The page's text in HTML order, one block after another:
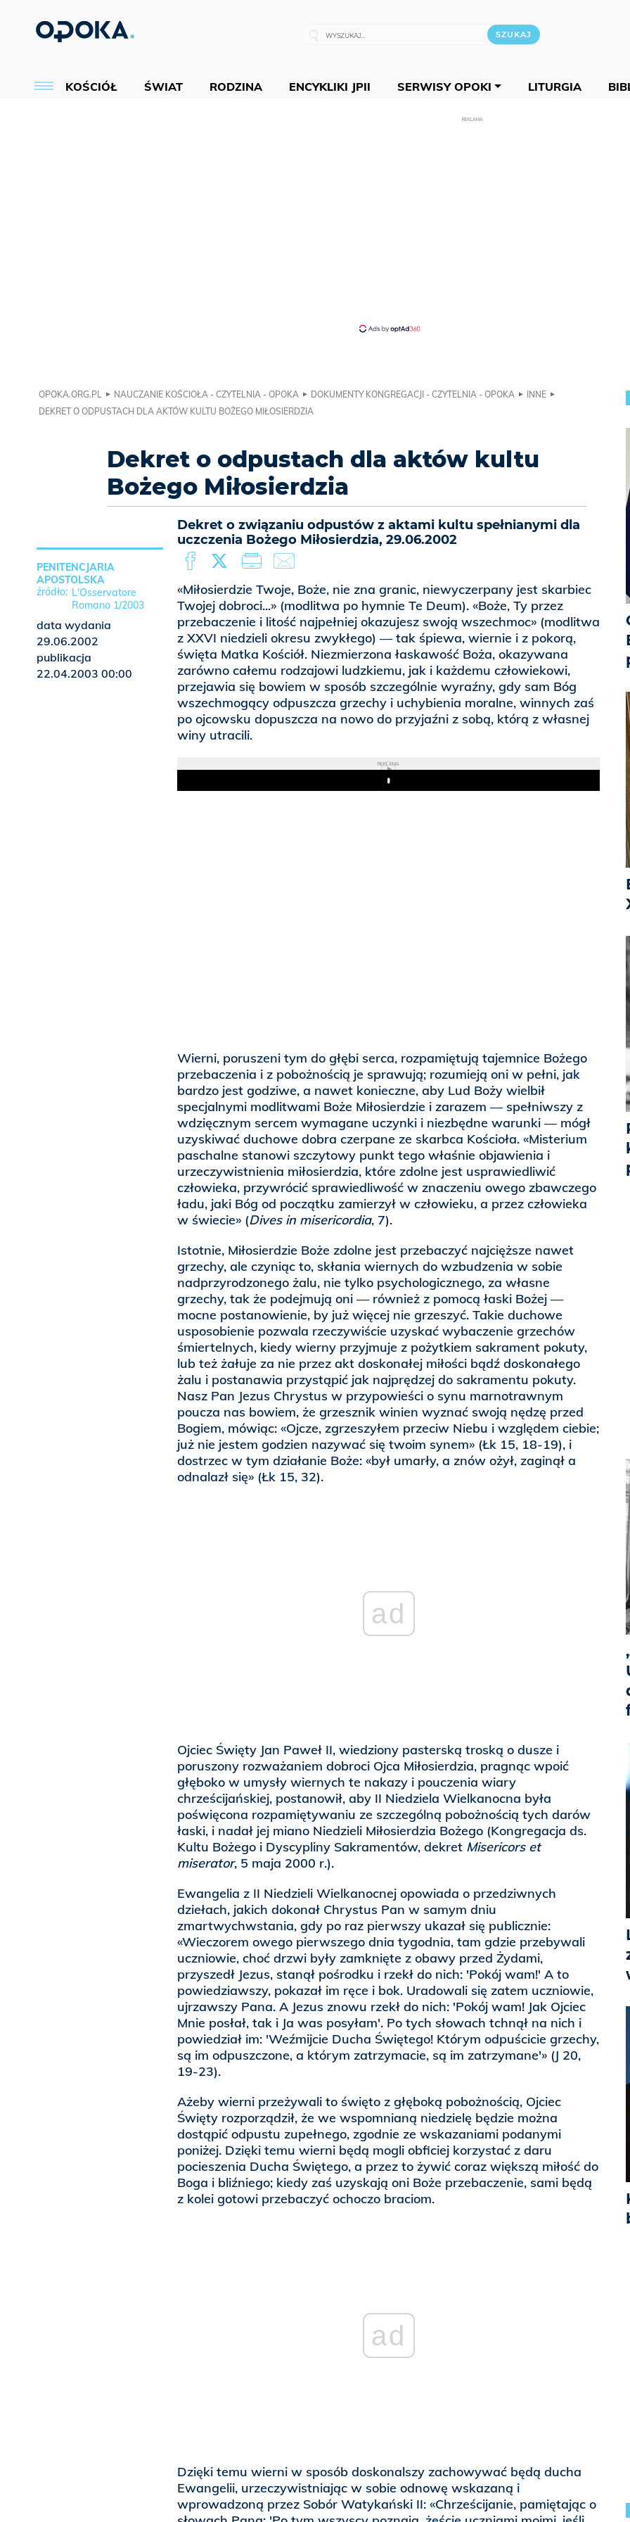
KOŚCIÓŁ ŚWIAT RODZINA ENCYKLIKI JPII SERWISY OPOKI LITURGIA
REKLAMA
OPOKA.ORG.PL NAUCZANIE KOŚCIOŁA - CZYTELNIA - OPOKA DOKUMENTY KONGREGACJI - CZYTELNIA - OPOKA
INNE
DEKRET O ODPUSTACH DLA AKTÓW KULTU BOŻEGO MIŁOSIERDZIA
Dekret o odpustach dla aktów kultu
Bożego Miłosierdzia
Dekret o związaniu odpustów z aktami kultu spełnianymi dla
uczczenia Bożego Miłosierdzia, 29.06.2002
«Miłosierdzie Twoje, Boże, nie zna granic, niewyczerpany jest skarbiec
Twojej dobroci...» (modlitwa po hymnie Te Deum). «Boże, Ty przez
przebaczenie i litość najpełniej okazujesz swoją wszechmoc» (modlitwa
z XXVI niedzieli okresu zwykłego) — tak śpiewa, wiernie i z pokorą,
święta Matka Kościół. Niezmierzona łaskawość Boża, okazywana
zarówno całemu rodzajowi ludzkiemu, jak i każdemu człowiekowi,
przejawia się bowiem w sposób szczególnie wyraźny, gdy sam Bóg
wszechmogący odpuszcza grzechy i uchybienia moralne, winnych zaś
po ojcowsku dopuszcza na nowo do przyjaźni z sobą, którą z własnej
winy utracili.
REKLAMA
Play
Wierni, poruszeni tym do głębi serca, rozpamiętują tajemnice Bożego
przebaczenia i z pobożnością je sprawują; rozumieją oni w pełni, jak
bardzo jest godziwe, a nawet konieczne, aby Lud Boży wielbił
specjalnymi modlitwami Boże Miłosierdzie i zarazem — spełniwszy z
wdzięcznym sercem wymagane uczynki i niezbędne warunki — mógł
uzyskiwać duchowe dobra czerpane ze skarbca Kościoła. «Misterium
paschalne stanowi szczytowy punkt tego właśnie objawienia i
urzeczywistnienia miłosierdzia, które zdolne jest usprawiedliwić
człowieka, przywrócić sprawiedliwość w znaczeniu owego zbawczego
ładu, jaki Bóg od początku zamierzył w człowieku, a przez człowieka
w świecie» (Dives in misericordia, 7).
Istotnie, Miłosierdzie Boże zdolne jest przebaczyć najcięższe nawet
grzechy, ale czyniąc to, skłania wiernych do wzbudzenia w sobie
nadprzyrodzonego żalu, nie tylko psychologicznego, za własne
grzechy, tak że podejmują oni — również z pomocą łaski Bożej —
mocne postanowienie, by już więcej nie grzeszyć. Takie duchowe
usposobienie pozwala rzeczywiście uzyskać wybaczenie grzechów
śmiertelnych, kiedy wierny przyjmuje z pożytkiem sakrament pokuty,
lub też żałuje za nie przez akt doskonałej miłości bądź doskonałego
żalu i postanawia przystąpić jak najprędzej do sakramentu pokuty.
Nasz Pan Jezus Chrystus w przypowieści o synu marnotrawnym
poucza nas bowiem, że grzesznik winien wyznać swoją nędzę przed
Bogiem, mówiąc: «Ojcze, zgrzeszyłem przeciw Niebu i względem ciebie;
już nie jestem godzien nazywać się twoim synem» (Łk 15, 18-19), i
dostrzec w tym działanie Boże: «był umarły, a znów ożył, zaginął a
odnalazł się» (Łk 15, 32).
ad
Ojciec Święty Jan Paweł II, wiedziony pasterską troską o dusze i
poruszony rozważaniem dobroci Ojca Miłosierdzia, pragnąc wpoić
głęboko w umysły wiernych te nakazy i pouczenia wiary
chrześcijańskiej, postanowił, aby II Niedziela Wielkanocna była
poświęcona rozpamiętywaniu ze szczególną pobożnością tych darów
łaski, i nadał jej miano Niedzieli Miłosierdzia Bożego (Kongregacja ds.
Kultu Bożego i Dyscypliny Sakramentów, dekret Misericors et
miserator, 5 maja 2000 r.).
Ewangelia z II Niedzieli Wielkanocnej opowiada o przedziwnych
dziełach, jakich dokonał Chrystus Pan w samym dniu
zmartwychwstania, gdy po raz pierwszy ukazał się publicznie:
«Wieczorem owego pierwszego dnia tygodnia, tam gdzie przebywali
uczniowie, choć drzwi były zamknięte z obawy przed Żydami,
przyszedł Jezus, stanął pośrodku i rzekł do nich: 'Pokój wam!' A to
powiedziawszy, pokazał im ręce i bok. Uradowali się zatem uczniowie,
ujrzawszy Pana. A Jezus znowu rzekł do nich: 'Pokój wam! Jak Ojciec
Mnie posłał, tak i Ja was posyłam'. Po tych słowach tchnął na nich i
powiedział im: 'Weźmijcie Ducha Świętego! Którym odpuścicie grzechy,
są im odpuszczone, a którym zatrzymacie, są im zatrzymane'» (J 20,
19-23).
Ażeby wierni przeżywali to święto z głęboką pobożnością, Ojciec
Święty rozporządził, że we wspomnianą niedzielę będzie można
dostąpić odpustu zupełnego, zgodnie ze wskazaniami podanymi
poniżej. Dzięki temu wierni będą mogli obficiej korzystać z daru
pocieszenia Ducha Świętego, a przez to żywić coraz większą miłość do
Boga i bliźniego; kiedy zaś uzyskają oni Boże przebaczenie, sami będą
z kolei gotowi przebaczyć ochoczo braciom.
ad
Dzięki temu wierni w sposób doskonalszy zachowywać będą ducha
Ewangelii, urzeczywistniając w sobie odnowę wskazaną i
wprowadzoną przez Sobór Watykański II: «Chrześcijanie, pamiętając o
PENITENCJARIA
APOSTOLSKA
L'Osservatore
Romano 1/2003
data wydania
29.06.2002
publikacja
22.04.2003 00:00